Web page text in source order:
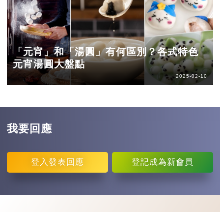
「元宵」和「湯圓」有何區別？各式特色
元宵湯圓大盤點
2025-02-10
我要回應
登入 發表回應 登記成為新會員